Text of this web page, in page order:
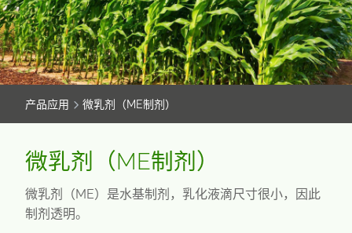
产品应用 微乳剂（ME制剂）
微乳剂（ME制剂）
微乳剂（ME）是水基制剂，乳化液滴尺寸很小，因此
制剂透明。